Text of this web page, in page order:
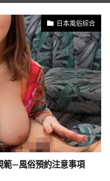
日本風俗綜合
範—風俗預約注意事項